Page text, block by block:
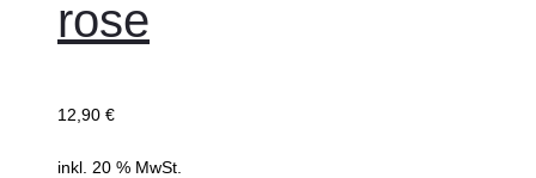
rose
12,90 €
inkl. 20 % MwSt.